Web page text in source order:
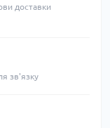
доставки
зв'язку